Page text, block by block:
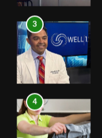
4
5